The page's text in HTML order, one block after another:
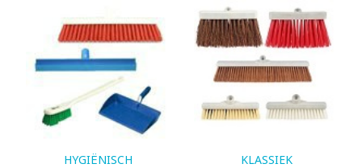
HYGIËNISCH
KLASSIEK